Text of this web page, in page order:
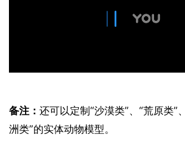
备注： 还可以定制“沙漠类”、“荒原类”
洲类”的实体动物模型。